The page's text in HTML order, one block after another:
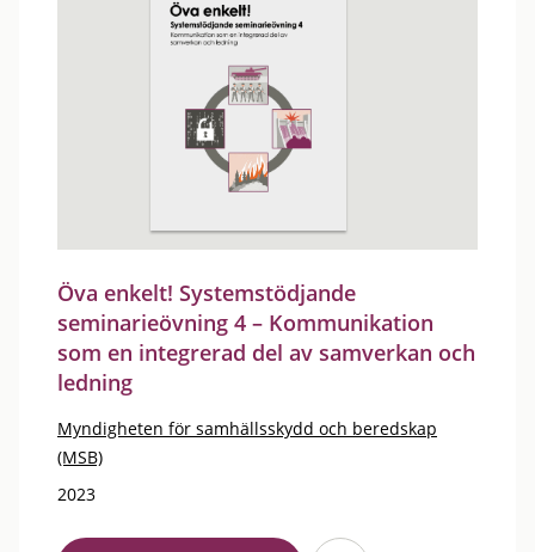
Öva enkelt! Systemstödjande
seminarieövning 4 – Kommunikation
som en integrerad del av samverkan och
ledning
Myndigheten för samhällsskydd och beredskap
(MSB)
2023